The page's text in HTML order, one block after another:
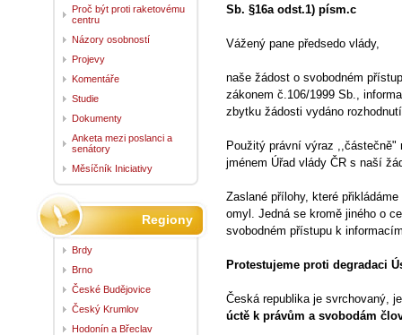
Sb. §16a odst.1) písm.c
Vážený pane předsedo vlády,
naše žádost o svobodném
zákonem č.106/1999 Sb.,
zbytku žádosti vydáno
Použitý právní výraz
jménem Úřad vlády ČR s naší
Zaslané přílohy, které
omyl. Jedná se kromě jiného o
svobodném přístupu k
Protestujeme proti degradaci
Česká republika je svrchovaný,
úctě k právům a svobodám
Proč být proti raketovému
centru
Názory osobností
Projevy
Komentáře
Studie
Dokumenty
Anketa mezi poslanci a
senátory
Měsíčník Iniciativy
Regiony
Brdy
Brno
České Budějovice
Český Krumlov
Hodonín a Břeclav